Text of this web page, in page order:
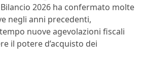
Bilancio 2026 ha confermato molte
negli anni precedenti,
nuove agevolazioni fiscali
il potere d’acquisto dei